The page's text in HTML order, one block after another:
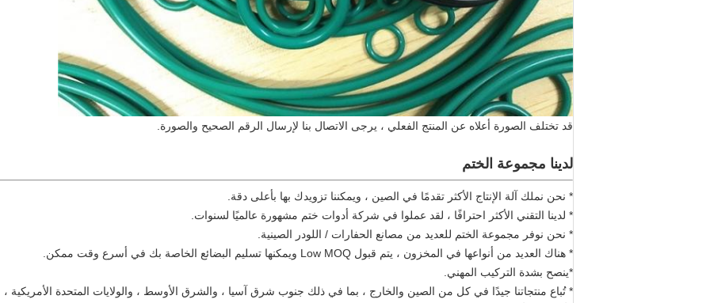
قد تختلف الصورة أعلاه عن المنتج الفعلي ، يرجى الاتصال بنا لإرسال الرقم الصحيح والصورة.
لدينا مجموعة الختم
* نحن نملك آلة الإنتاج الأكثر تقدمًا في الصين ، ويمكننا تزويدك بها بأعلى دقة.
* لدينا التقني الأكثر احترافًا ، لقد عملوا في شركة أدوات ختم مشهورة عالميًا لسنوات.
* نحن نوفر مجموعة الختم للعديد من مصانع الحفارات / اللودر الصينية.
* هناك العديد من أنواعها في المخزون ، يتم قبول Low MOQ ويمكنها تسليم البضائع الخاصة بك في أسرع وقت ممكن.
*ينصح بشدة التركيب المهني.
* تُباع منتجاتنا جيدًا في كل من الصين والخارج ، بما في ذلك جنوب شرق آسيا ، والشرق الأوسط ، والولايات المتحدة الأمريكية ،